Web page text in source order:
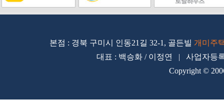
본점 : 경북 구미시 인동21길 32-1, 골든빌 개미주
대표 : 백승화 / 이정연 | 사업자등
Copyright ©